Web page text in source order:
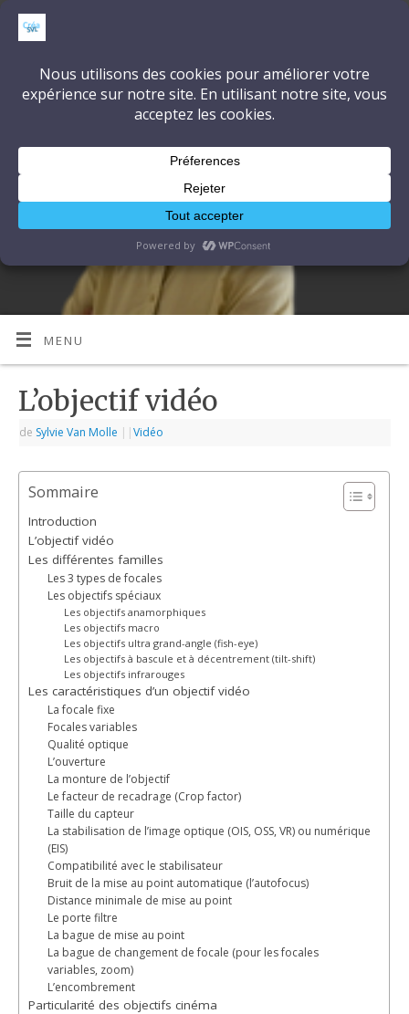
CréaSonVidéoLumière
DÉCOUVRONS ENSEMBLE L'ART ET LA TECHNIQUE
MENU
L’objectif vidéo
de Sylvie Van Molle | |Vidéo
Sommaire
Introduction
L’objectif vidéo
Les différentes familles
Les 3 types de focales
Les objectifs spéciaux
Les objectifs anamorphiques
Les objectifs macro
Les objectifs ultra grand-angle (fish-eye)
Les objectifs à bascule et à décentrement (tilt-shift)
Les objectifs infrarouges
Les caractéristiques d’un objectif vidéo
La focale fixe
Focales variables
Qualité optique
L’ouverture
La monture de l’objectif
Le facteur de recadrage (Crop factor)
Taille du capteur
La stabilisation de l’image optique (OIS, OSS, VR) ou numérique
(EIS)
Compatibilité avec le stabilisateur
Bruit de la mise au point automatique (l’autofocus)
Distance minimale de mise au point
Le porte filtre
La bague de mise au point
La bague de changement de focale (pour les focales
variables, zoom)
L’encombrement
Particularité des objectifs cinéma